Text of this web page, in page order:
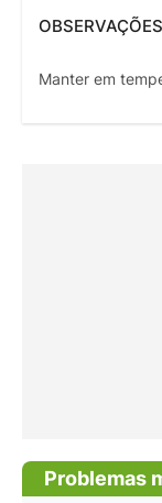
OBSERVAÇÕES
Manter em
Problemas